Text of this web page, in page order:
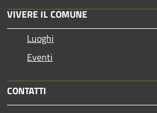
VIVERE IL COMUNE
Luoghi
Eventi
CONTATTI